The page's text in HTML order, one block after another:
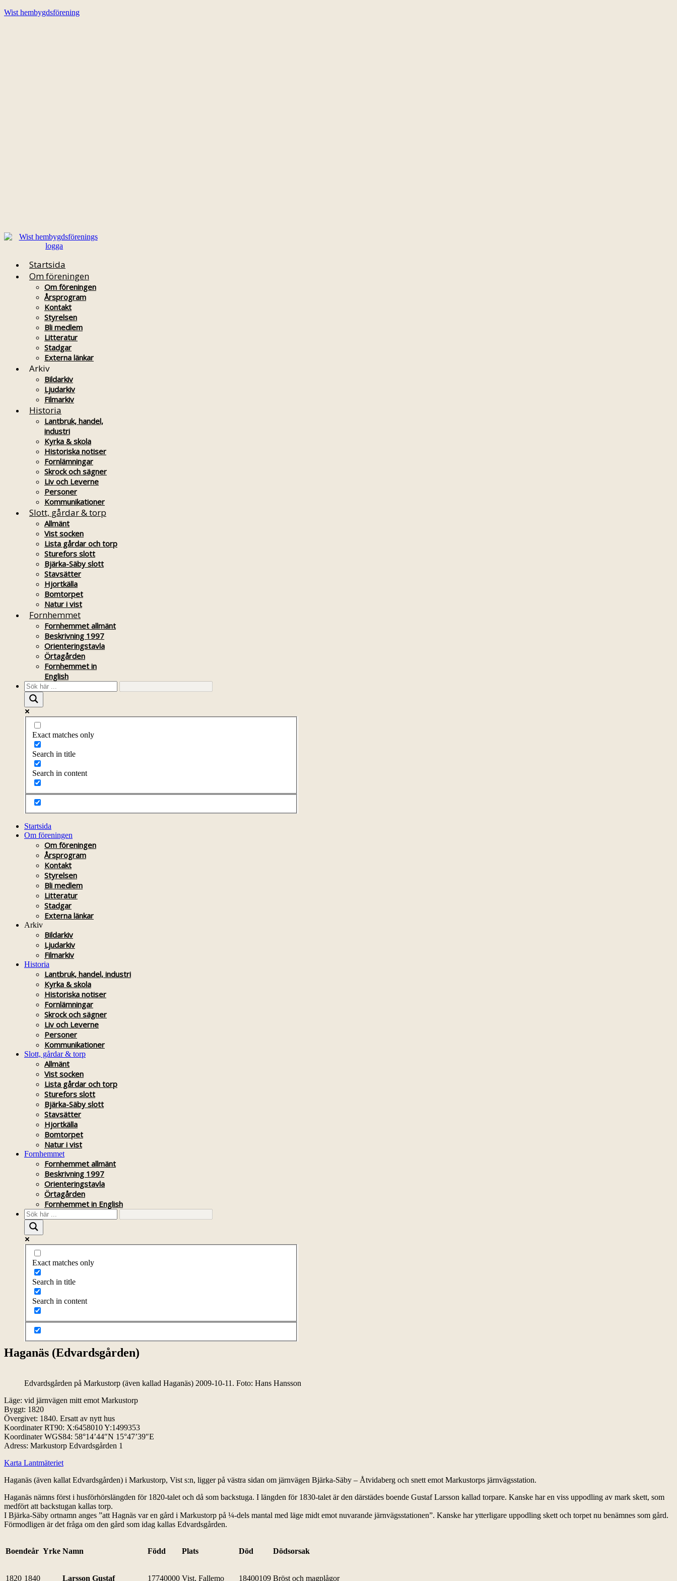
Wist hembygdsförening
Startsida
Om föreningen
Om föreningen
Årsprogram
Kontakt
Styrelsen
Bli medlem
Litteratur
Stadgar
Externa länkar
Arkiv
Bildarkiv
Ljudarkiv
Filmarkiv
Historia
Lantbruk, handel,
industri
Kyrka & skola
Historiska notiser
Fornlämningar
Skrock och sägner
Liv och Leverne
Personer
Kommunikationer
Slott, gårdar & torp
Allmänt
Vist socken
Lista gårdar och torp
Sturefors slott
Bjärka-Säby slott
Stavsätter
Hjortkälla
Bomtorpet
Natur i vist
Fornhemmet
Fornhemmet allmänt
Beskrivning 1997
Orienteringstavla
Örtagården
Fornhemmet in
English
Exact matches only
Search in title
Search in content
Startsida
Om föreningen
Om föreningen
Årsprogram
Kontakt
Styrelsen
Bli medlem
Litteratur
Stadgar
Externa länkar
Arkiv
Bildarkiv
Ljudarkiv
Filmarkiv
Historia
Lantbruk, handel, industri
Kyrka & skola
Historiska notiser
Fornlämningar
Skrock och sägner
Liv och Leverne
Personer
Kommunikationer
Slott, gårdar & torp
Allmänt
Vist socken
Lista gårdar och torp
Sturefors slott
Bjärka-Säby slott
Stavsätter
Hjortkälla
Bomtorpet
Natur i vist
Fornhemmet
Fornhemmet allmänt
Beskrivning 1997
Orienteringstavla
Örtagården
Fornhemmet in English
Exact matches only
Search in title
Search in content
Haganäs (Edvardsgården)
Edvardsgården på Markustorp (även kallad Haganäs) 2009-10-11. Foto: Hans Hansson
Läge: vid järnvägen mitt emot Markustorp
Byggt: 1820
Övergivet: 1840. Ersatt av nytt hus
Koordinater RT90: X:6458010 Y:1499353
Koordinater WGS84: 58°14’44″N 15°47’39″E
Adress: Markustorp Edvardsgården 1
Karta Lantmäteriet
Haganäs (även kallat Edvardsgården) i Markustorp, Vist s:n, ligger på västra sidan om järnvägen Bjärka-Säby – Åtvidaberg och snett emot Markustorps järnvägsstation.
Haganäs nämns först i husförhörslängden för 1820-talet och då som backstuga. I längden för 1830-talet är den därstädes boende Gustaf Larsson kallad torpare. Kanske har en viss uppodling av mark skett, som
medfört att backstugan kallas torp.
I Bjärka-Säby ortnamn anges ”att Hagnäs var en gård i Markustorp på ¼-dels mantal med läge midt emot nuvarande järnvägsstationen”. Kanske har ytterligare uppodling skett och torpet nu benämnes som gård.
Förmodligen är det fråga om den gård som idag kallas Edvardsgården.
Boendeår Yrke Namn Född Plats Död Dödsorsak
1820 1840 Larsson Gustaf 17740000 Vist, Fallemo 18400109 Bröst och magplågor